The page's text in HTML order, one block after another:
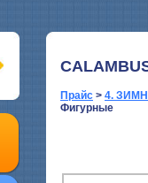
Прайс > 4.
Фигурные